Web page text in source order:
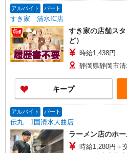
アルバイト パート
すき家 清水IC店
すき家の店舗ス
ど）
時給1,438円
静岡県静岡市
キープ
アルバイト パート
伝丸 1国清水大曲店
ラーメン店のホ
時給1,280円＋